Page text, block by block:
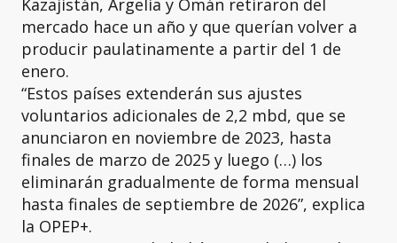
Kazajistán, Argelia y Omán retiraron del
mercado hace un año y que querían volver a
producir paulatinamente a partir del 1 de
enero.
“Estos países extenderán sus ajustes
voluntarios adicionales de 2,2 mbd, que se
anunciaron en noviembre de 2023, hasta
finales de marzo de 2025 y luego (…) los
eliminarán gradualmente de forma mensual
hasta finales de septiembre de 2026”, explica
la OPEP+.